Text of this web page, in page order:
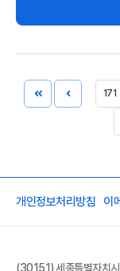
171
개인정보처리방침 이
(30151) 세종특별자치